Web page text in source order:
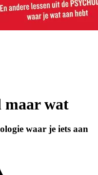
maar wat
waar je iets aan